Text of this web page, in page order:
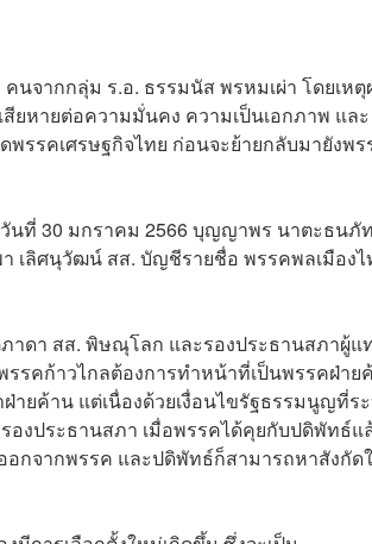
นจากกลุ่ม ร.อ. ธรรมนัส พรหมเผ่า โดยเหตุ
ยหายต่อความมั่นคง ความเป็นเอกภาพ และ
รรคเศรษฐกิจไทย ก่อนจะย้ายกลับมายังพร
นที่ 30 มกราคม 2566 บุญญาพร นาตะธนภั
เลิศนุวัฒน์ สส. บัญชีรายชื่อ พรรคพลเมืองไ
าดา สส. พิษณุโลก และรองประธานสภาผู้แ
รคก้าวไกลต้องการทำหน้าที่เป็นพรรคฝ่าย
ยค้าน แต่เนื่องด้วยเงื่อนไขรัฐธรรมนูญที่ร
งประธานสภา เมื่อพรรคได้คุยกับปดิพัทธ์แ
กจากพรรค และปดิพัทธ์ก็สามารถหาสังกัด